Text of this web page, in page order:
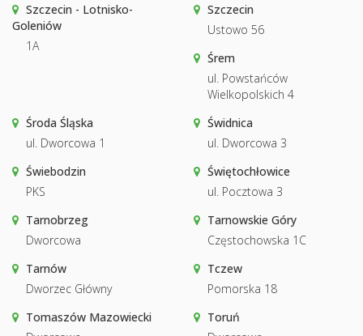
Szczecin - Lotnisko-
Goleniów
1A
Szczecin
Ustowo 56
Śrem
ul. Powstańców
Wielkopolskich 4
Środa Śląska
ul. Dworcowa 1
Świdnica
ul. Dworcowa 3
Świebodzin
PKS
Świętochłowice
ul. Pocztowa 3
Tarnobrzeg
Dworcowa
Tarnowskie Góry
Częstochowska 1C
Tarnów
Dworzec Główny
Tczew
Pomorska 18
Tomaszów Mazowiecki
Toruń